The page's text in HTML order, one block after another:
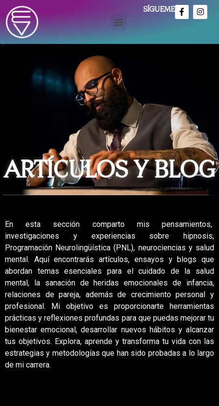
SÍGUEME
ARTÍCULOS Y BLOG
En esta sección comparto mis pensamientos,
investigaciones y experiencias sobre hipnosis,
Programación Neurolingüística (PNL), neurociencias y salud
mental. Aquí encontrarás artículos, ensayos y blogs que
abordan temas esenciales para el cuidado de la salud
mental, la sanación de heridas emocionales de infancia,
relaciones de pareja, además de crecimiento personal y
profesional. Mi objetivo es proporcionarte herramientas
prácticas y reflexiones profundas para que puedas mejorar tu
bienestar emocional, desarrollar nuevos hábitos y alcanzar
tus objetivos. Explora, aprende y transforma tu vida con las
estrategias y metodologías que han sido probadas a lo largo
de mi carrera.